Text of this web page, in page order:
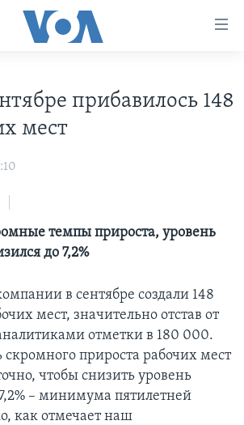
ИСТОРИЯ
ГОРОДКИ
прибавилось 148
мест
темпы прироста, уровень
до 7,2%
в сентябре создали 148
мест, значительно отстав от
отметки в 180 000.
скромного прироста рабочих мест
чтобы снизить уровень
– минимума пятилетней
как отмечает наш